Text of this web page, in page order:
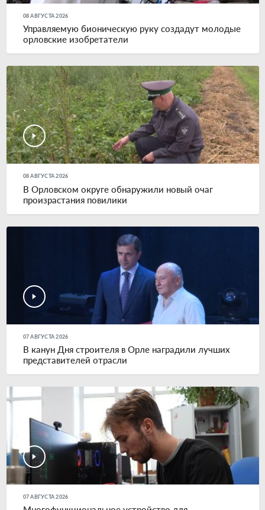
08 АВГУСТА 2026
Управляемую бионическую руку создадут молодые
орловские изобретатели
08 АВГУСТА 2026
В Орловском округе обнаружили новый очаг
произрастания повилики
07 АВГУСТА 2026
В канун Дня строителя в Орле наградили лучших
представителей отрасли
07 АВГУСТА 2026